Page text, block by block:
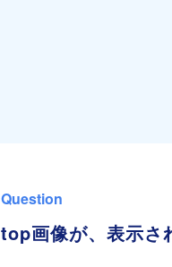
Question
top画像が、表示さ